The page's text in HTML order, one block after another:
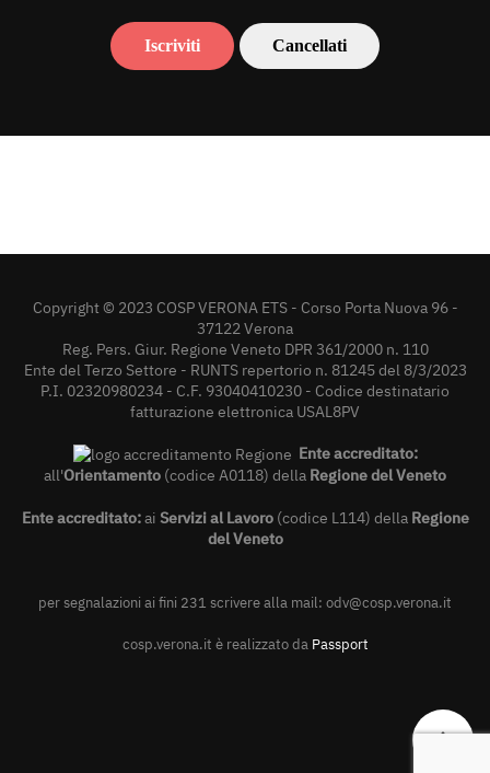
Copyright © 2023 COSP VERONA ETS - Corso Porta Nuova 96 -
37122 Verona
Reg. Pers. Giur. Regione Veneto DPR 361/2000 n. 110
Ente del Terzo Settore - RUNTS repertorio n. 81245 del 8/3/2023
P.I. 02320980234 - C.F. 93040410230 - Codice destinatario
fatturazione elettronica USAL8PV
Ente accreditato:
all'Orientamento (codice A0118) della Regione del Veneto
Ente accreditato:ai Servizi al Lavoro(codice L114) della Regione
del Veneto
per segnalazioni ai fini 231 scrivere alla mail: odv@cosp.verona.it
cosp.verona.it è realizzato da Passport